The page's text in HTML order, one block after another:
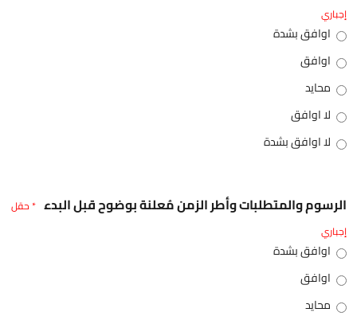
إجباري
اوافق بشدة
اوافق
محايد
لا اوافق
لا اوافق بشدة
الرسوم والمتطلبات وأطر الزمن مُعلنة بوضوح قبل البدء * حقل
إجباري
اوافق بشدة
اوافق
محايد